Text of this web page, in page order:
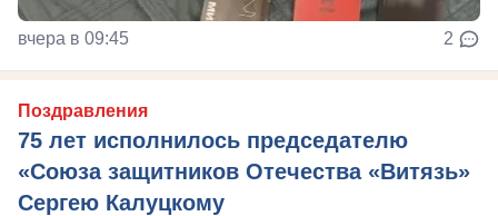
вчера в 09:45 2
Поздравления
75 лет исполнилось председателю
«Союза защитников Отечества «Витязь»
Сергею Калуцкому